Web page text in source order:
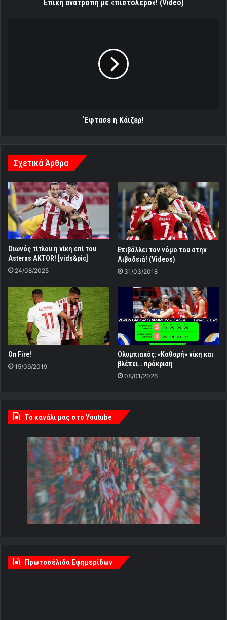
Επική ανατροπή με «πιστολέρο»! (Video)
Έφτασε η Κάιζερ!
Σχετικά Άρθρα
Οιωνός τίτλου η νίκη επί του
Αsteras AKTOR! [vids&pic]
24/08/2025
Επιβάλλει τον νόμο του στην
Λιβαδειά! (Videos)
31/03/2018
Οn Fire!
15/09/2019
Ολυμπιακός: «Καθαρή» νίκη και
βλέπει… πρόκριση
08/01/2026
Tο κανάλι μας στο Youtube
Πρωτοσέλιδα Εφημερίδων